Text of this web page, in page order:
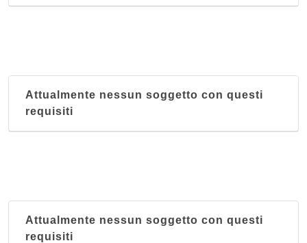
Attualmente nessun soggetto con questi
requisiti
Attualmente nessun soggetto con questi
requisiti